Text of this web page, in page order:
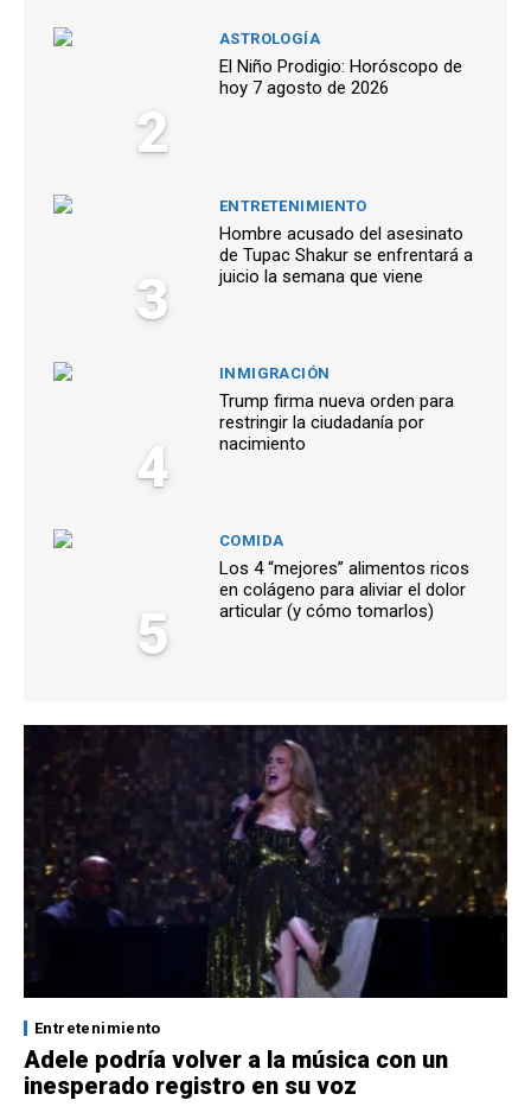
2
ASTROLOGÍA
El Niño Prodigio: Horóscopo de
hoy 7 agosto de 2026
3
ENTRETENIMIENTO
Hombre acusado del asesinato
de Tupac Shakur se enfrentará a
juicio la semana que viene
4
INMIGRACIÓN
Trump firma nueva orden para
restringir la ciudadanía por
nacimiento
5
COMIDA
Los 4 “mejores” alimentos ricos
en colágeno para aliviar el dolor
articular (y cómo tomarlos)
Entretenimiento
Adele podría volver a la música con un
inesperado registro en su voz